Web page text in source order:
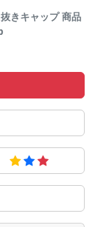
きキャップ 商品